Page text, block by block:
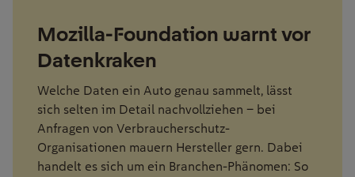
Mozilla-Foundation warnt vor
Datenkraken
Welche Daten ein Auto genau sammelt, lässt
sich selten im Detail nachvollziehen – bei
Anfragen von Verbraucherschutz-
Organisationen mauern Hersteller gern. Dabei
handelt es sich um ein Branchen-Phänomen: So